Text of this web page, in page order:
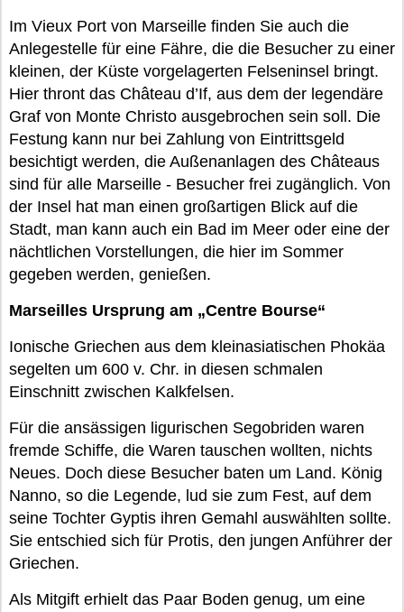
Im Vieux Port von Marseille finden Sie auch die
Anlegestelle für eine Fähre, die die Besucher zu einer
kleinen, der Küste vorgelagerten Felseninsel bringt.
Hier thront das Château d’If, aus dem der legendäre
Graf von Monte Christo ausgebrochen sein soll. Die
Festung kann nur bei Zahlung von Eintrittsgeld
besichtigt werden, die Außenanlagen des Châteaus
sind für alle Marseille - Besucher frei zugänglich. Von
der Insel hat man einen großartigen Blick auf die
Stadt, man kann auch ein Bad im Meer oder eine der
nächtlichen Vorstellungen, die hier im Sommer
gegeben werden, genießen.
Marseilles Ursprung am „Centre Bourse“
Ionische Griechen aus dem kleinasiatischen Phokäa
segelten um 600 v. Chr. in diesen schmalen
Einschnitt zwischen Kalkfelsen.
Für die ansässigen ligurischen Segobriden waren
fremde Schiffe, die Waren tauschen wollten, nichts
Neues. Doch diese Besucher baten um Land. König
Nanno, so die Legende, lud sie zum Fest, auf dem
seine Tochter Gyptis ihren Gemahl auswählten sollte.
Sie entschied sich für Protis, den jungen Anführer der
Griechen.
Als Mitgift erhielt das Paar Boden genug, um eine